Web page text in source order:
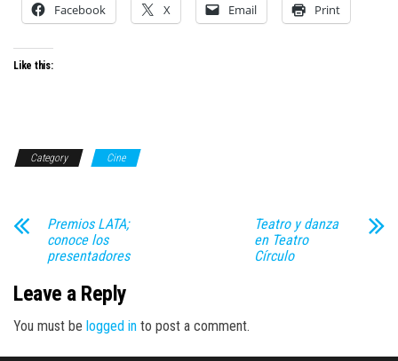
Facebook X Email Print
Like this:
Category Cine
Premios LATA;
conoce los
presentadores
Teatro y danza
en Teatro
Círculo
Leave a Reply
You must be logged in to post a comment.